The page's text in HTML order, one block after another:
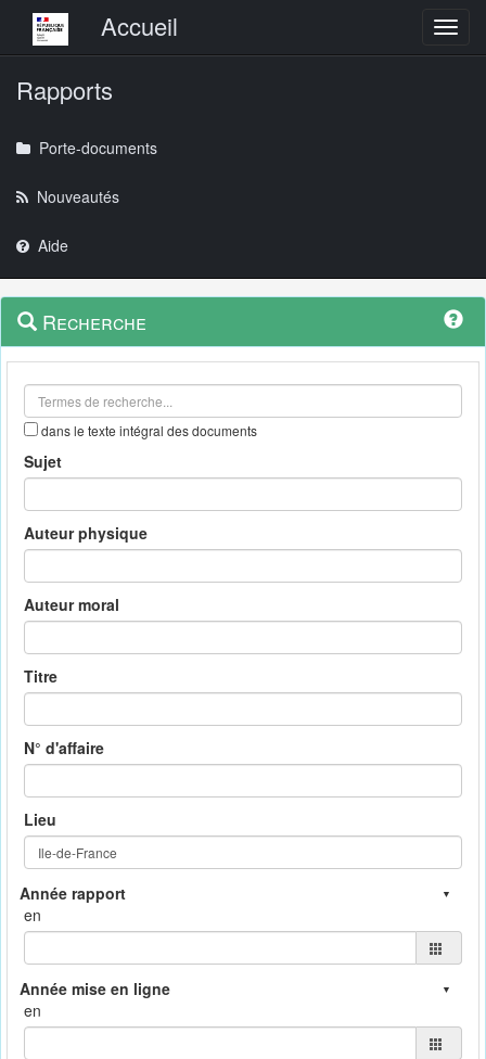
Menu principalAccueil
Rapports
Porte-documents
Nouveautés
Aide
Navigation
outils
Menu
contextuel
Recherche
dans le texte intégral des documents
Sujet
Auteur physique
Auteur moral
Titre
N° d'affaire
Lieu
en
en